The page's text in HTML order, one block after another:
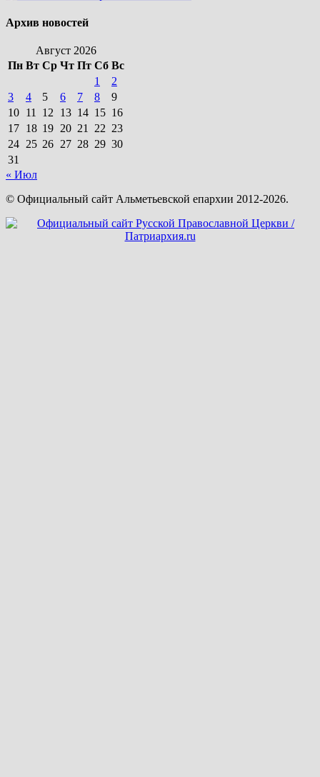
Архив новостей
Август 2026
Пн Вт Ср Чт Пт Сб Вс
1
2
3
4 5 6 7 8
9
10 11 12 13 14 15 16
17 18 19 20 21 22 23
24 25 26 27 28 29 30
31
« Июл
© Официальный сайт Альметьевской епархии 2012-2026.